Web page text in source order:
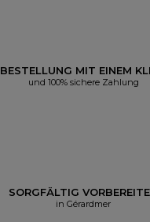
BESTELLUNG MIT EINEM
und 100% sichere Zahlung
SORGFÄLTIG
in Gérardmer